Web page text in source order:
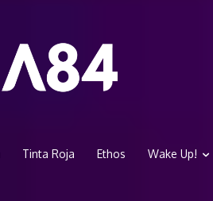
Tinta Roja Ethos Wake Up!